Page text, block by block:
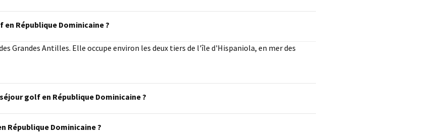
République Dominicaine ?
Grandes Antilles. Elle occupe environ les deux tiers de l'île d'Hispaniola, en mer des
golf en République Dominicaine ?
République Dominicaine ?